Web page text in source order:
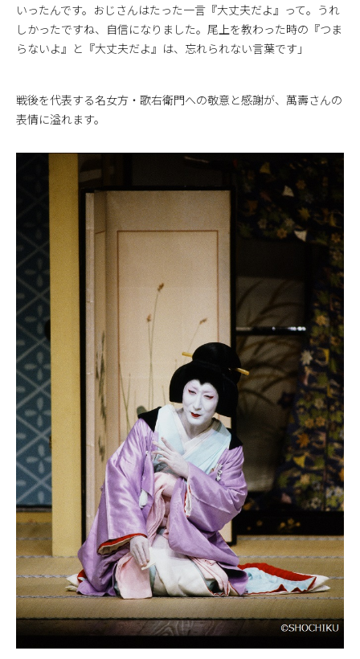
いったんです。おじさんはたった一言『大丈夫だよ』って。うれ
しかったですね、自信になりました。尾上を教わった時の『つま
らないよ』と『大丈夫だよ』は、忘れられない言葉です」
戦後を代表する名女方・歌右衛門への敬意と感謝が、萬壽さんの
表情に溢れます。